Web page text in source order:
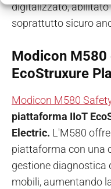
digitalizzato, abilitato
soprattutto sicuro
Modicon
EcoStruxure
Modicon M580
piattaforma IIoT
Electric. L'M580
piattaforma con una
gestione diagnostica
mobili, aumentando